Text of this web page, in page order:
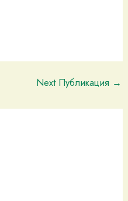
Next Публикация →